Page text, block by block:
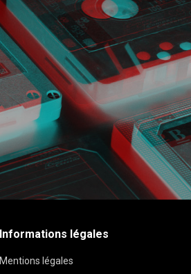
Informations légales
Mentions légales